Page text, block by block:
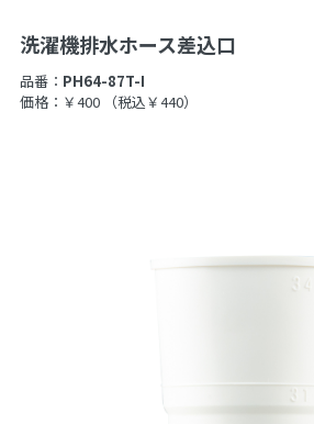
洗濯機排水ホース差込口
品番： PH64-87T-I
価格：￥400
（税込￥440）